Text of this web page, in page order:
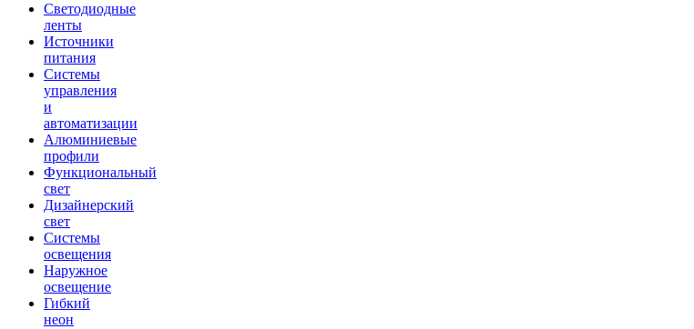
Светодиодные
ленты
Источники
питания
Системы
управления
и
автоматизации
Алюминиевые
профили
Функциональный
свет
Дизайнерский
свет
Системы
освещения
Наружное
освещение
Гибкий
неон